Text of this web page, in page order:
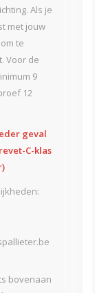
Als je
met jouw
te
Voor de
9
12
geval
C-klas
bovenaan